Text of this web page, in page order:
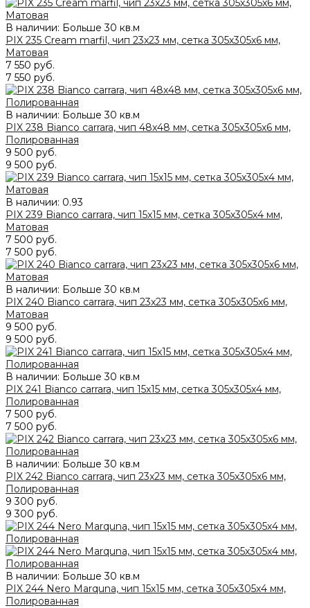
В наличии: Больше 30 кв.м
PIX 235 Cream marfil, чип 23x23 мм, сетка 305х305x6 мм,
Матовая
7 550 руб.
7 550 руб.
В наличии: Больше 30 кв.м
PIX 238 Bianco carrara, чип 48х48 мм, сетка 305х305х6 мм,
Полированная
9 500 руб.
9 500 руб.
В наличии: 0.93
PIX 239 Bianco carrara, чип 15х15 мм, сетка 305х305х4 мм,
Матовая
7 500 руб.
7 500 руб.
В наличии: Больше 30 кв.м
PIX 240 Bianco carrara, чип 23х23 мм, сетка 305х305х6 мм,
Матовая
9 500 руб.
9 500 руб.
В наличии: Больше 30 кв.м
PIX 241 Bianco carrara, чип 15x15 мм, сетка 305х305x4 мм,
Полированная
7 500 руб.
7 500 руб.
В наличии: Больше 30 кв.м
PIX 242 Bianco carrara, чип 23x23 мм, сетка 305х305x6 мм,
Полированная
9 300 руб.
9 300 руб.
В наличии: Больше 30 кв.м
PIX 244 Nero Marquna, чип 15х15 мм, сетка 305х305х4 мм,
Полированная